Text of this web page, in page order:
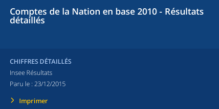
Comptes de la Nation en base 2010 - Résultats
détaillés
CHIFFRES DÉTAILLÉS
Insee Résultats
Paru le : 23/12/2015
Imprimer